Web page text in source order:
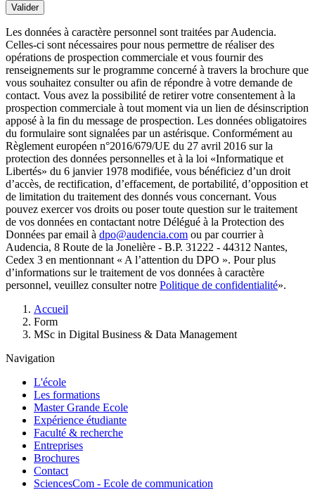
Valider
Les données à caractère personnel sont traitées par Audencia.
Celles-ci sont nécessaires pour nous permettre de réaliser des
opérations de prospection commerciale et vous fournir des
renseignements sur le programme concerné à travers la brochure que
vous souhaitez consulter ou afin de répondre à votre demande de
contact. Vous avez la possibilité de retirer votre consentement à la
prospection commerciale à tout moment via un lien de désinscription
apposé à la fin du message de prospection. Les données obligatoires
du formulaire sont signalées par un astérisque. Conformément au
Règlement européen n°2016/679/UE du 27 avril 2016 sur la
protection des données personnelles et à la loi «Informatique et
Libertés» du 6 janvier 1978 modifiée, vous bénéficiez d’un droit
d’accès, de rectification, d’effacement, de portabilité, d’opposition et
de limitation du traitement des donnés vous concernant. Vous
pouvez exercer vos droits ou poser toute question sur le traitement
de vos données en contactant notre Délégué à la Protection des
Données par email à dpo@audencia.com ou par courrier à
Audencia, 8 Route de la Jonelière - B.P. 31222 - 44312 Nantes,
Cedex 3 en mentionnant « A l’attention du DPO ». Pour plus
d’informations sur le traitement de vos données à caractère
personnel, veuillez consulter notre Politique de confidentialité».
d'Ariane
Accueil
Form
MSc in Digital Business & Data Management
Navigation
L'école
Les formations
Master Grande Ecole
Expérience étudiante
Faculté & recherche
Entreprises
Brochures
Contact
SciencesCom - Ecole de communication